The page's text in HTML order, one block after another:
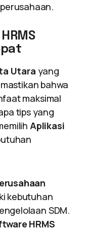
Utara yang
bahwa
maksimal
tips yang
Aplikasi
kebutuhan
SDM.
HRMS